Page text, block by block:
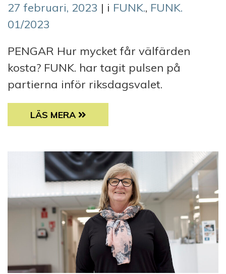
27 februari, 2023 | i FUNK., FUNK.
01/2023
PENGAR Hur mycket får välfärden
kosta? FUNK. har tagit pulsen på
partierna inför riksdagsvalet.
HUR MYCKET FÅR VÄLFÄRDEN KOSTA?
LÄS MERA